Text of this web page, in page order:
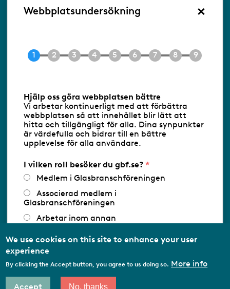
Besöksadress:
Ringvägen 100
E-post info@gbf.se
Följ oss via RSS
Databasens namn:www.gbf.se-
Glasbranschföreningen AB - Ansvarig
utgivare: Sofia Wahlgren
Webbplatsundersökning ×
Hjälp oss göra webbplatsen bättre
Vi arbetar kontinuerligt med att förbättra
webbplatsen så att innehållet blir lätt att
hitta och tillgängligt för alla. Dina synpunkter
är värdefulla och bidrar till en bättre
upplevelse för alla användare.
I vilken roll besöker du gbf.se?
Medlem i Glasbranschföreningen
Associerad medlem i
Glasbranschföreningen
Arbetar inom annan
Utbildningsaktör
We use cookies on this site to enhance your user
experience
By clicking the Accept button, you agree to us doing so. More info
Accept No, thanks